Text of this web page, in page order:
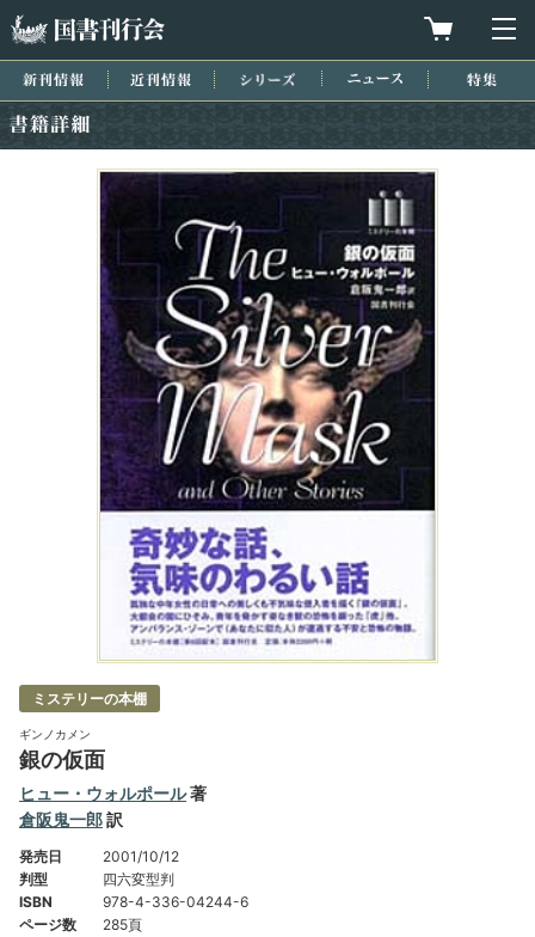
買物カゴを
新刊情報 近刊情報 シリーズ ニュース
ミステリーの本棚
ギンノカメン
銀の仮面
ヒュー・ウォルポール著
倉阪鬼一郎訳
発売日
2001/10/12
判型
四六変型判
ISBN
978-4-336-04244-6
ページ数
285頁